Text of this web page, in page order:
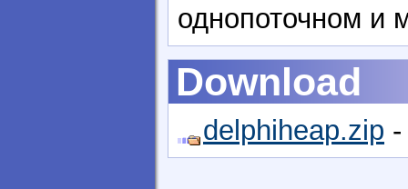
однопоточном и
Download
delphiheap.zip